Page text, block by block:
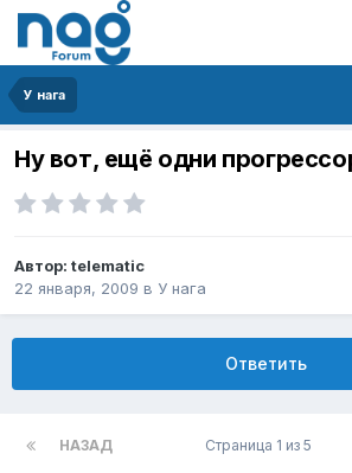
У нага
Ну вот, ещё одни
Автор: telematic
22 января, 2009 в У нага
Ответить
НАЗАД Страница 1 из 5